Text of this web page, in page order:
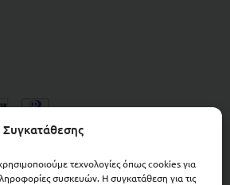
Συγκατάθεσης
τεχνολογίες όπως cookies για
συσκευών. Η συγκατάθεση για τις